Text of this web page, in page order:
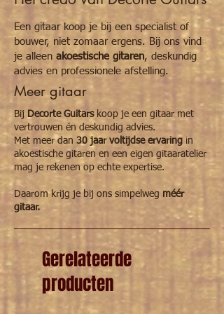
. Niet geschikt voor wekelijks of
professioneel gebruik. Daarvoor is dit een
beetje te licht bevonden.
Een gitaar koop je bij een specialist of
bouwer, niet zomaar ergens. Bij ons vind
je alleen akoestische gitaren, deskundig
advies en professionele afstelling.
Meer gitaar
Bij Decorte Guitarskoop je een gitaar met
vertrouwen én deskundig advies.
Met meer dan 30 jaar voltijdse ervaring in
akoestische gitaren en een eigen gitaaratelier
mag je rekenen op echte expertise.
Daarom krijg je bij ons simpelweg méér
gitaar.
Gerelateerde
producten